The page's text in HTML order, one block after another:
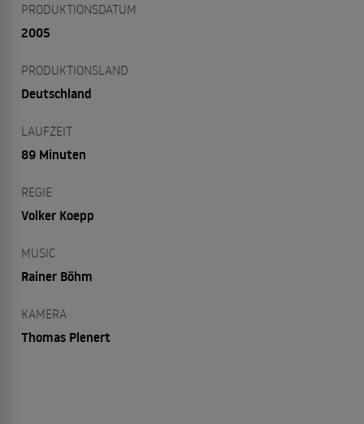
PRODUKTIONSDATUM
2005
PRODUKTIONSLAND
Deutschland
LAUFZEIT
89 Minuten
REGIE
Volker Koepp
MUSIC
Rainer Böhm
KAMERA
Thomas Plenert